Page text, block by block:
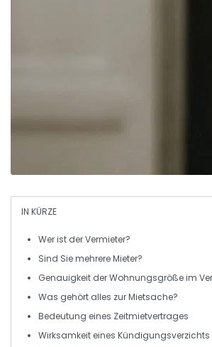
IN KÜRZE
Wer ist derVermieter?
Sind Siemehrere Mieter?
Genauigkeit derWohnungsgrößeim
Was gehört alles zurMietsache?
Bedeutung eines Zeitmietvertrages
Wirksamkeit eines Kündigungsverzichts